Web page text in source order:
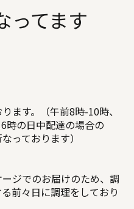
ってます
ます。（午前8時-10時、
時の日中配達の場合の
っております）
ジでのお届けのため、調
前々日に調理をしており